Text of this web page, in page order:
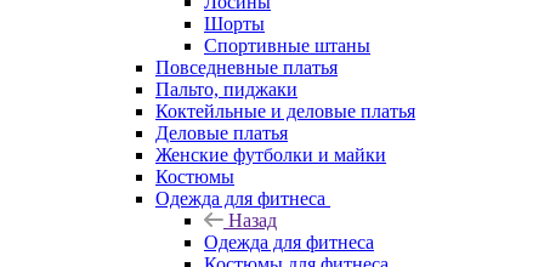
Шорты
Спортивные штаны
Повседневные платья
Пальто, пиджаки
Коктейльные и деловые платья
Деловые платья
Женские футболки и майки
Костюмы
Одежда для фитнеса
Назад
Одежда для фитнеса